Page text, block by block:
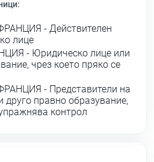
- Действителен
лице
- Юридическо лице или
чрез което пряко се
- Представители на
друго правно образувание,
контрол